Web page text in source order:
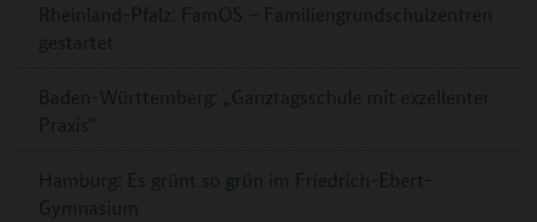
Rheinland-Pfalz: FamOS – Familiengrundschulzentren
gestartet
Baden-Württemberg: „Ganztagsschule mit exzellenter
Praxis“
Hamburg: Es grünt so grün im Friedrich-Ebert-
Gymnasium